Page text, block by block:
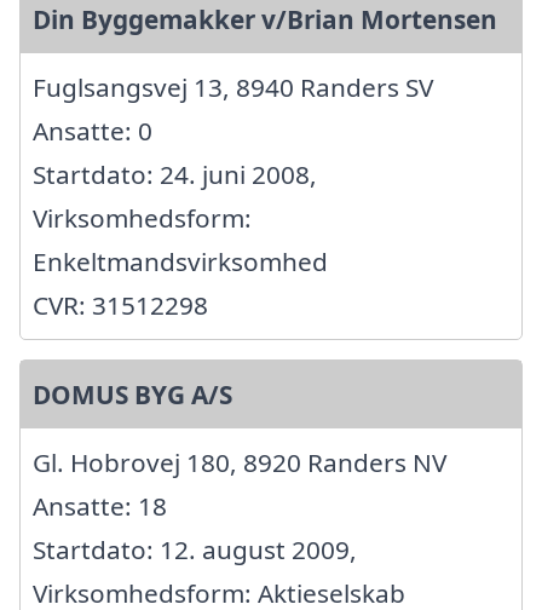
Din Byggemakker v/Brian Mortensen
Fuglsangsvej 13, 8940 Randers SV
Ansatte: 0
Startdato: 24. juni 2008,
Virksomhedsform:
Enkeltmandsvirksomhed
CVR: 31512298
DOMUS BYG A/S
Gl. Hobrovej 180, 8920 Randers NV
Ansatte: 18
Startdato: 12. august 2009,
Virksomhedsform: Aktieselskab